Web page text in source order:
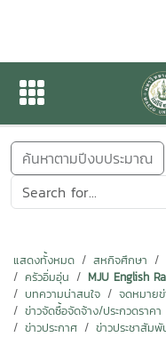
ข่าวสารกิจก
ค้นหาตามปีงบประมาณ
แสดงทั้งหมด สหกิจศึกษา
ครัวอิ่มอุ่น
MJU English
บทความน่าสนใจ
จดหมายข่
ข่าวจัดซื้อจัดจ้าง/ประกวดราคา
ข่าวประกาศ
ข่าวประชาสัม